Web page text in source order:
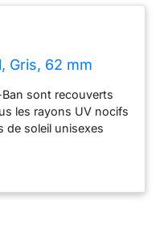
Gris, 62 mm
sont recouverts
les rayons UV nocifs
de soleil unisexes
et chiffon de
est livrée avec un
lunettes de soleil